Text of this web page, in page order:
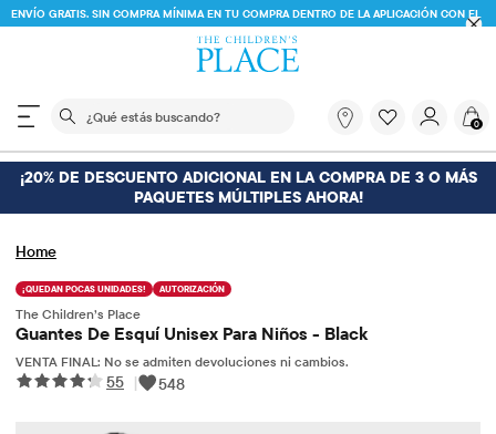
ENVÍO GRATIS. SIN COMPRA MÍNIMA EN TU COMPRA DENTRO DE LA APLICACIÓN CON EL
FREESHIPDESCARGAR AHORA
El siguiente campo de búsqueda filtra las
buscando?
0
¡20% DE DESCUENTO ADICIONAL EN LA COMPRA DE 3 O MÁS
PAQUETES MÚLTIPLES AHORA!
Home
¡QUEDAN POCAS UNIDADES! AUTORIZACIÓN
The Children’s Place
Guantes De Esquí Unisex Para Niños - Black
VENTA FINAL: No se admiten devoluciones ni cambios.
55 | 548